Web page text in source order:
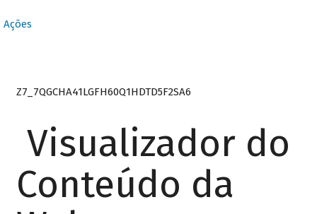
Ações
Z7_7QGCHA41LGFH60Q1HDTD5F2SA6
Visualizador do
Conteúdo da